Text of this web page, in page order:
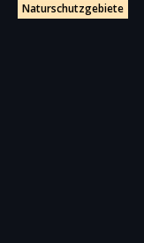
Naturschutzgebiete